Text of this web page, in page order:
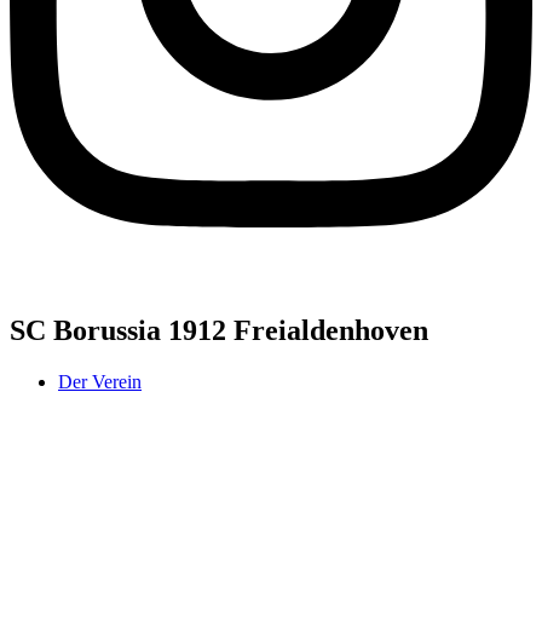
SC Borussia 1912 Freialdenhoven
Der Verein